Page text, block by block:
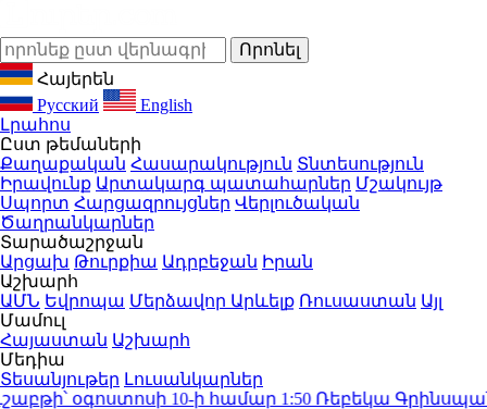
Հայերեն
Русский
English
Լրահոս
Ըստ թեմաների
Քաղաքական Հասարակություն Տնտեսություն
Իրավունք Արտակարգ պատահարներ Մշակույթ
Սպորտ Հարցազրույցներ Վերլուծական
Ծաղրանկարներ
Տարածաշրջան
Արցախ Թուրքիա Ադրբեջան Իրան
Աշխարհ
ԱՄՆ Եվրոպա Մերձավոր Արևելք Ռուսաստան Այլ
Մամուլ
Հայաստան Աշխարհ
Մեդիա
Տեսանյութեր Լուսանկարներ
օգոստոսի 10-ի համար1:50 Ռեբեկա Գրինսպանը